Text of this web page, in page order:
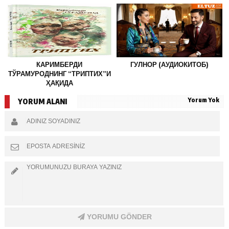
КАРИМБЕРДИ
ТЎРАМУРОДНИНГ “ТРИПТИХ”И
ҲАҚИДА
ГУЛНОР (АУДИОКИТОБ)
YORUM ALANI Yorum Yok
YORUMU GÖNDER